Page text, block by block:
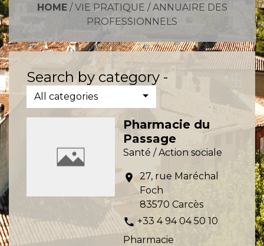
HOME/VIE PRATIQUE /ANNUAIRE DES
PROFESSIONNELS
Search by category -
All categories
Pharmacie du
Passage
Santé / Action sociale
location_on 27, rue Maréchal
Foch
83570 Carcès
phone +33 4 94 04 50 10
Pharmacie